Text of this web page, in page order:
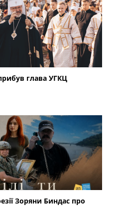
глава УГКЦ
Зоряни Биндас про